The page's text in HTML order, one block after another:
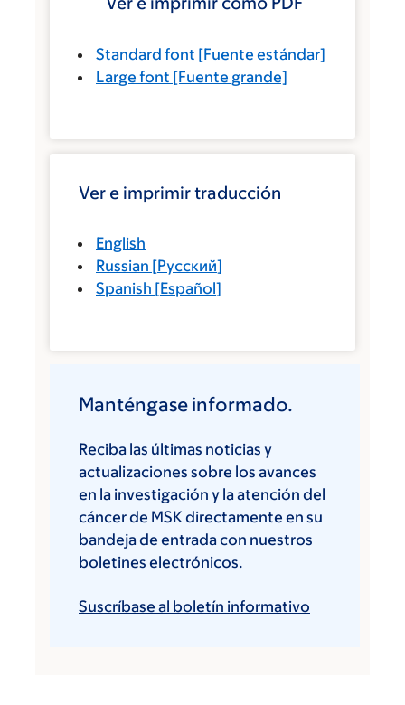
Standard font [Fuente estándar]
Large font [Fuente grande]
Ver e imprimir traducción
English
Russian [Русский]
Spanish [Español]
Manténgase informado.
Reciba las últimas noticias y
actualizaciones sobre los avances
en la investigación y la atención del
cáncer de MSK directamente en su
bandeja de entrada con nuestros
boletines electrónicos.
Suscríbase al boletín informativo